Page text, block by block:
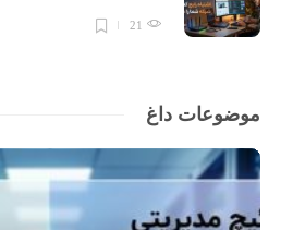
21
موضوعات داغ